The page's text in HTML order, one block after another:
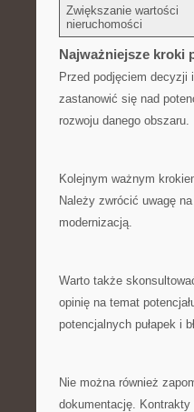
Zwiększanie wartości
nieruchomości
Najważniejsze kroki
Przed podjęciem decyzji
zastanowić się nad
⁣rozwoju danego obszaru.
Kolejnym ważnym
Należy zwrócić uwagę
modernizacją.
Warto także
opinię na temat
potencjalnych pułapek i
Nie można również
dokumentację.